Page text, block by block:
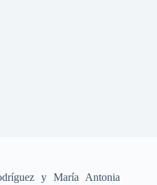
y María Antonia